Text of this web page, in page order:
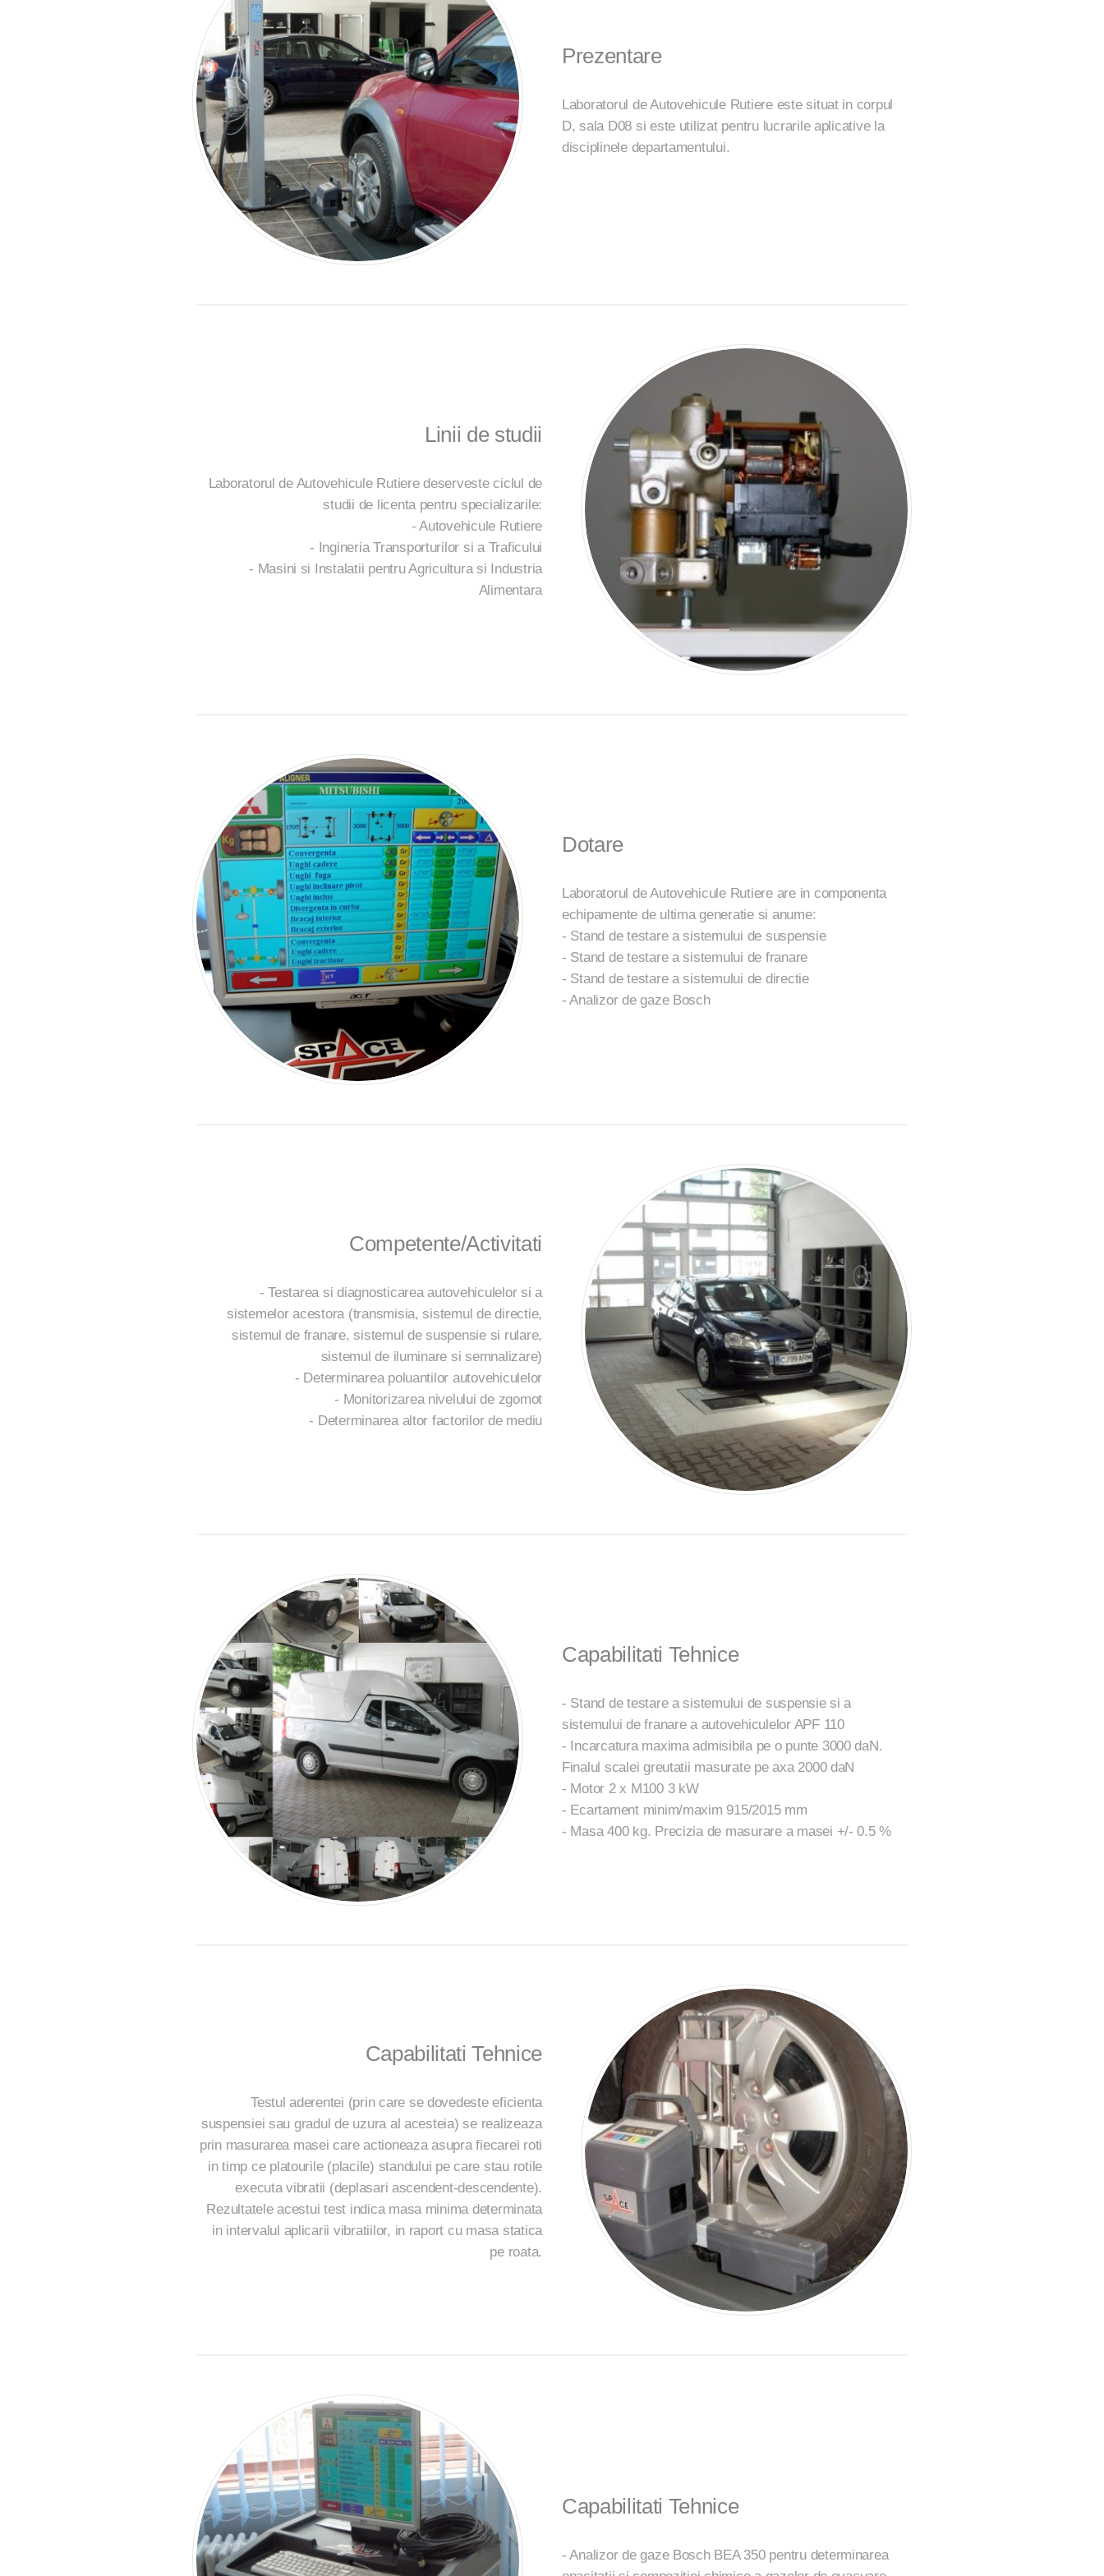
Prezentare
Laboratorul de Autovehicule Rutiere este situat in corpul
D, sala D08 si este utilizat pentru lucrarile aplicative la
disciplinele departamentului.
Linii de studii
Laboratorul de Autovehicule Rutiere deserveste ciclul de
studii de licenta pentru specializarile:
- Autovehicule Rutiere
- Ingineria Transporturilor si a Traficului
- Masini si Instalatii pentru Agricultura si Industria
Alimentara
Dotare
Laboratorul de Autovehicule Rutiere are in componenta
echipamente de ultima generatie si anume:
- Stand de testare a sistemului de suspensie
- Stand de testare a sistemului de franare
- Stand de testare a sistemului de directie
- Analizor de gaze Bosch
Competente/Activitati
- Testarea si diagnosticarea autovehiculelor si a
sistemelor acestora (transmisia, sistemul de directie,
sistemul de franare, sistemul de suspensie si rulare,
sistemul de iluminare si semnalizare)
- Determinarea poluantilor autovehiculelor
- Monitorizarea nivelului de zgomot
- Determinarea altor factorilor de mediu
Capabilitati Tehnice
- Stand de testare a sistemului de suspensie si a
sistemului de franare a autovehiculelor APF 110
- Incarcatura maxima admisibila pe o punte 3000 daN.
Finalul scalei greutatii masurate pe axa 2000 daN
- Motor 2 x M100 3 kW
- Ecartament minim/maxim 915/2015 mm
- Masa 400 kg. Precizia de masurare a masei +/- 0.5 %
Capabilitati Tehnice
Testul aderentei (prin care se dovedeste eficienta
suspensiei sau gradul de uzura al acesteia) se realizeaza
prin masurarea masei care actioneaza asupra fiecarei roti
in timp ce platourile (placile) standului pe care stau rotile
executa vibratii (deplasari ascendent-descendente).
Rezultatele acestui test indica masa minima determinata
in intervalul aplicarii vibratiilor, in raport cu masa statica
pe roata.
Capabilitati Tehnice
- Analizor de gaze Bosch BEA 350 pentru determinarea